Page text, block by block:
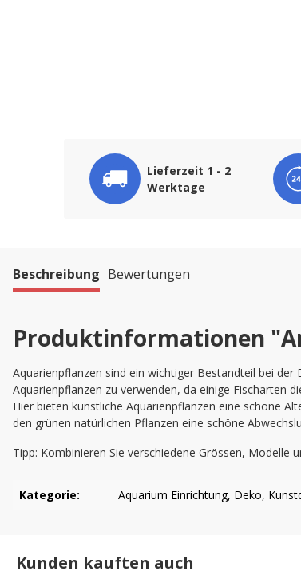
Lieferzeit 1 - 2
Werktage
Beschreibung Bewertungen
Produktinformationen
Aquarienpflanzen sind ein wichtiger Bestandteil bei
Aquarienpflanzen zu verwenden, da einige Fischarten
Hier bieten künstliche Aquarienpflanzen eine schöne
den grünen natürlichen Pflanzen eine schöne
Tipp: Kombinieren Sie verschiedene Grössen, Modelle
Kategorie: Aquarium Einrichtung, Deko,
Kunden kauften auch